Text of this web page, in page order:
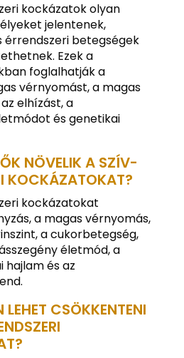
kockázatok olyan
jelentenek,
érrendszeri betegségek
Ezek a
foglalhatják a
vérnyomást, a magas
elhízást, a
és genetikai
NÖVELIK A SZÍV-
KOCKÁZATOKAT?
kockázatokat
a magas vérnyomás,
a cukorbetegség,
életmód, a
hajlam és az
CSÖKKENTENI